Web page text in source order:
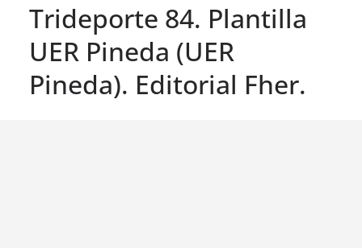
Trideporte 84. Plantilla
UER Pineda (UER
Pineda). Editorial Fher.